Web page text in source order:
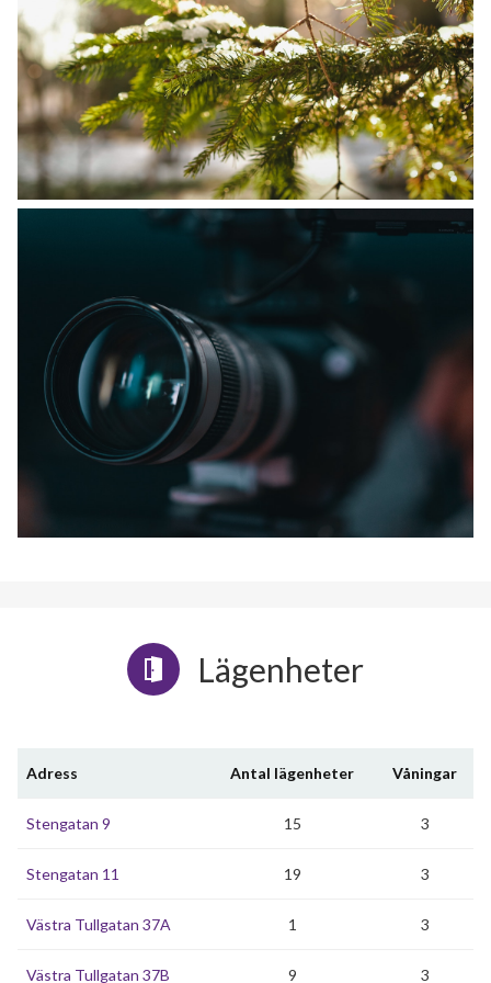
Lägenheter
Adress Antal lägenheter Våningar
Stengatan 9 15 3
Stengatan 11 19 3
Västra Tullgatan 37A 1 3
Västra Tullgatan 37B 9 3